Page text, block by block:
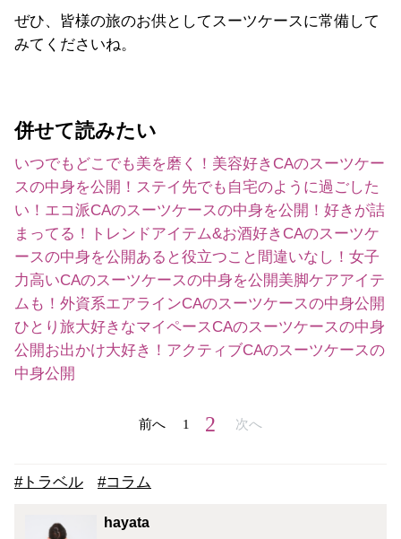
ぜひ、皆様の旅のお供としてスーツケースに常備して
みてくださいね。
併せて読みたい
いつでもどこでも美を磨く！美容好きCAのスーツケー
スの中身を公開！ ステイ先でも自宅のように過ごした
い！エコ派CAのスーツケースの中身を公開！ 好きが詰
まってる！トレンドアイテム&お酒好きCAのスーツケ
ースの中身を公開あると役立つこと間違いなし！女子
力高いCAのスーツケースの中身を公開美脚ケアアイテ
ムも！外資系エアラインCAのスーツケースの中身公開
ひとり旅大好きなマイペースCAのスーツケースの中身
公開お出かけ大好き！アクティブCAのスーツケースの
中身公開
前へ 1 2 次へ
#トラベル #コラム
hayata